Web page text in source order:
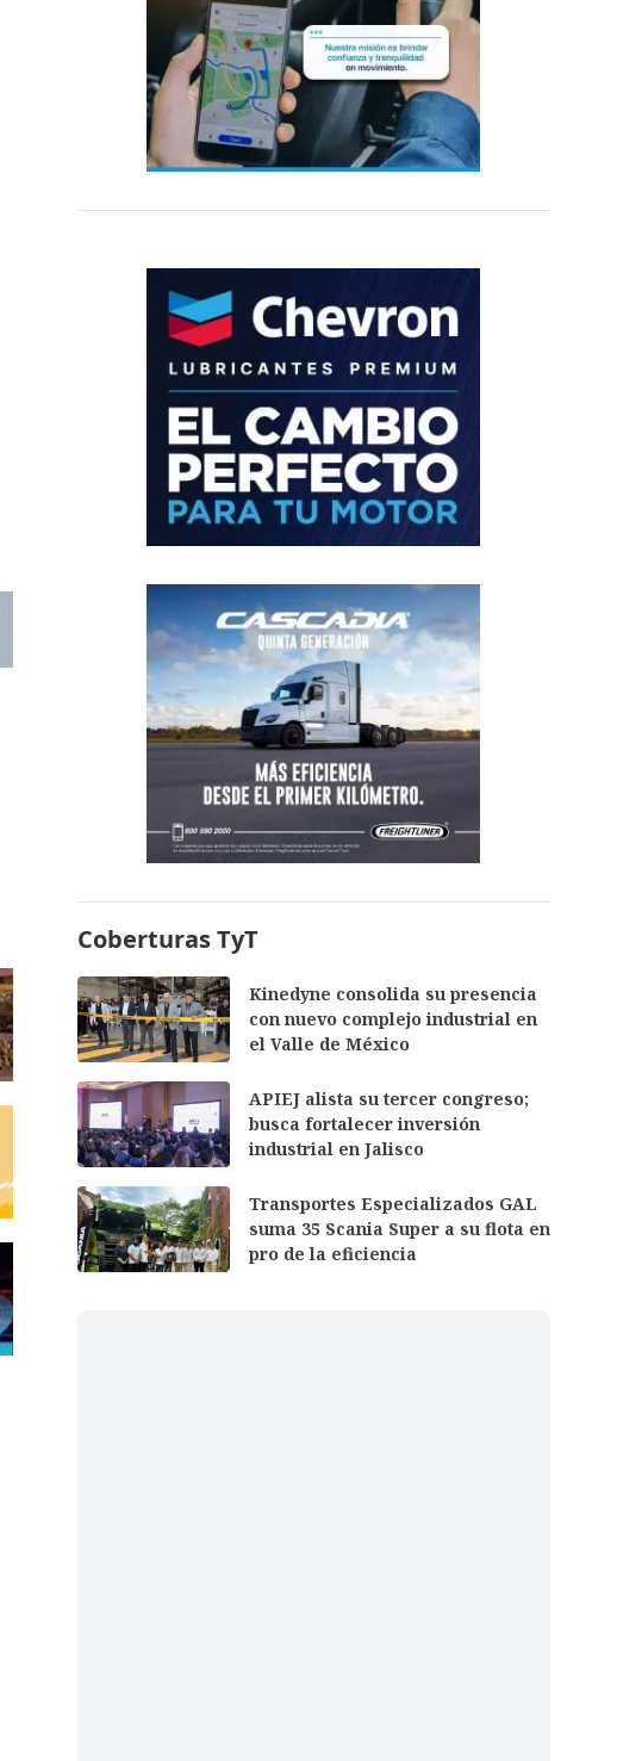
Coberturas TyT
Kinedyne consolida su presencia
con nuevo complejo industrial en
el Valle de México
APIEJ alista su tercer congreso;
busca fortalecer inversión
industrial en Jalisco
Transportes Especializados GAL
suma 35 Scania Super a su flota en
pro de la eficiencia